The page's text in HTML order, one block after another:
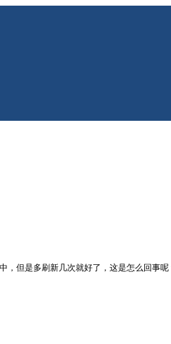
，但是多刷新几次就好了，这是怎么回事呢